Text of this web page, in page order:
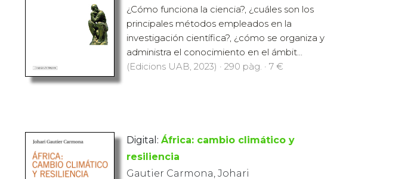
¿Cómo funciona la ciencia?, ¿cuáles son los
principales métodos empleados en la
investigación científica?, ¿cómo se organiza y
administra el conocimiento en el ámbit...
(Edicions UAB, 2023) · 290 pàg. · 7 €
Digital: África: cambio climático y
resiliencia
Gautier Carmona, Johari